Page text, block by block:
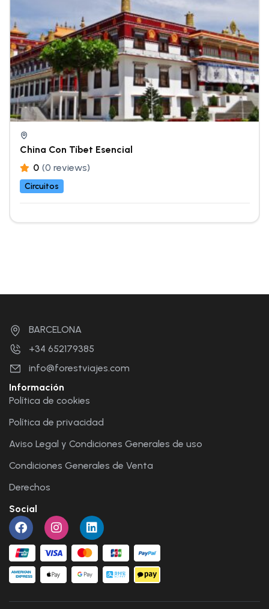
China Con Tíbet Esencial
0 (0 reviews)
Circuitos
BARCELONA
+34 652179385
info@forestviajes.com
Información
Política de cookies
Política de privacidad
Aviso Legal y Condiciones Generales de uso
Condiciones Generales de Venta
Derechos
Social